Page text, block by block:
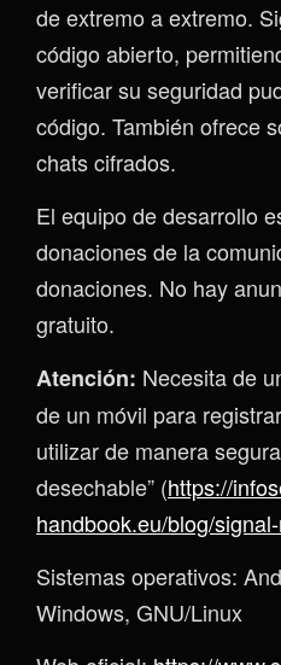
de extremo a extremo.
código abierto,
verificar su seguridad
código. También ofrece
chats cifrados.
El equipo de desarrollo
donaciones de la
donaciones. No hay
gratuito.
Atención: Necesita de
de un móvil para
utilizar de manera
desechable” (https://
handbook.eu/blog/
Sistemas operativos:
Windows, GNU/Linux